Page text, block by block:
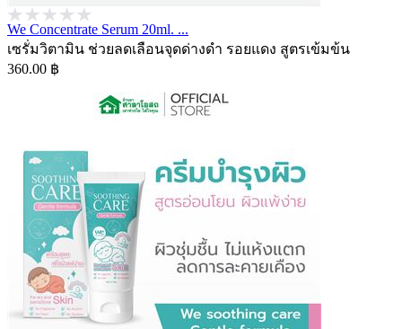
We Concentrate Serum 20ml. ...
เซรั่มวิตามิน ช่วยลดเลือนจุดด่างดำ รอยแดง สูตรเข้มข้น
360.00 ฿